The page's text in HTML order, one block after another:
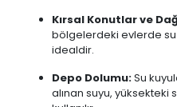
Kırsal Konutlar ve
bölgelerdeki evlerde su
idealdir.
Depo Dolumu:Su
alınan suyu, yüksekteki